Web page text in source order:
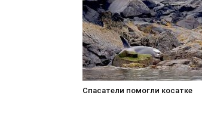
Спасатели помогли косатке